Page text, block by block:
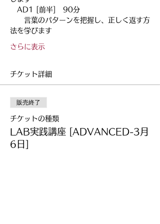
AD1 [前半]　90分
言葉のパターンを把握し、正しく返す方
法を学びます
さらに表示
チケット詳細
販売終了
チケットの種類
LAB実践講座 [ADVANCED-3月
6日]